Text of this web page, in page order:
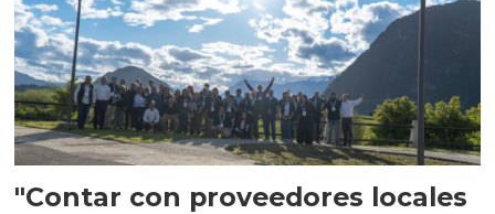
"Contar con proveedores locales